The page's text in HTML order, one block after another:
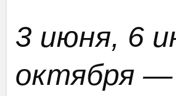
3 июня, 6
октября —